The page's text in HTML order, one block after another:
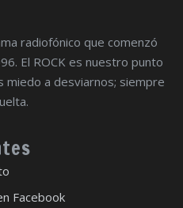
radiofónico que comenzó
El ROCK es nuestro punto
a desviarnos; siempre
Facebook